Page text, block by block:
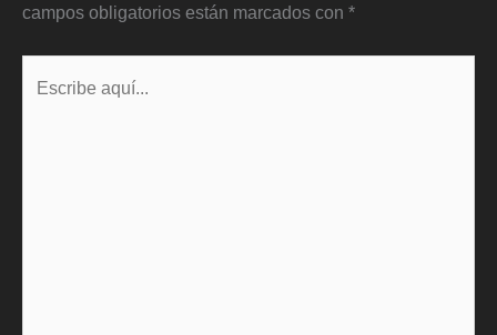
campos obligatorios están marcados con *